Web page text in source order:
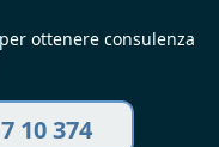
ottenere consulenza
10 374